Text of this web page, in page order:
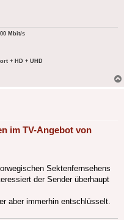
Mbit/s
+ HD + UHD
im TV-Angebot von
Sektenfernsehens
der Sender überhaupt
aber immerhin entschlüsselt.